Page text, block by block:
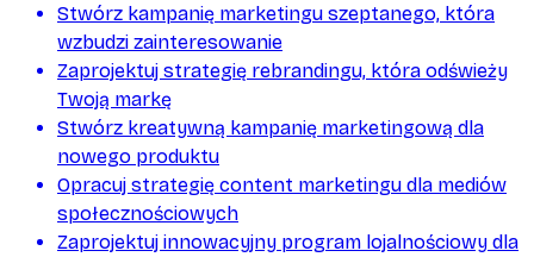
Stwórz kampanię marketingu szeptanego, która
wzbudzi zainteresowanie
Zaprojektuj strategię rebrandingu, która odświeży
Twoją markę
Stwórz kreatywną kampanię marketingową dla
nowego produktu
Opracuj strategię content marketingu dla mediów
społecznościowych
Zaprojektuj innowacyjny program lojalnościowy dla